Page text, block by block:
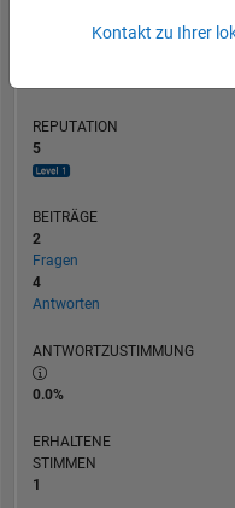
REPUTATION
5
BEITRÄGE
2
Fragen
4
Antworten
ANTWORTZUSTIMMUNG
0.0%
ERHALTENE
STIMMEN
1
Kontakt zu Ihrer